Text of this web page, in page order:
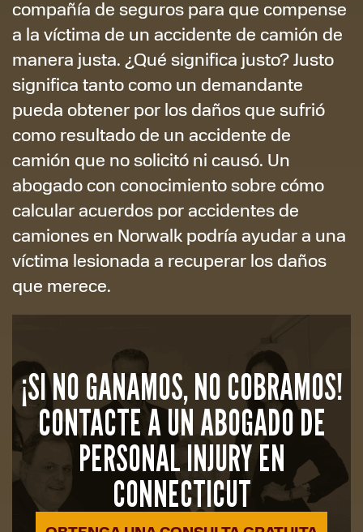
compañía de seguros para que compense
a la víctima de un accidente de camión de
manera justa. ¿Qué significa justo? Justo
significa tanto como un demandante
pueda obtener por los daños que sufrió
como resultado de un accidente de
camión que no solicitó ni causó. Un
abogado con conocimiento sobre cómo
calcular acuerdos por accidentes de
camiones en Norwalk podría ayudar a una
víctima lesionada a recuperar los daños
que merece.
¡SI NO GANAMOS, NO COBRAMOS!
CONTACTE A UN ABOGADO DE
PERSONAL INJURY EN
CONNECTICUT